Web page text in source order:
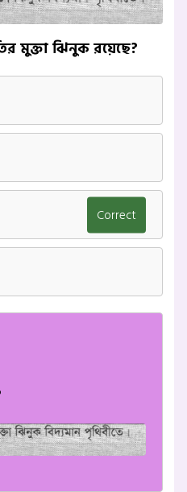
মুক্তা ঝিনুক রয়েছে?
Correct